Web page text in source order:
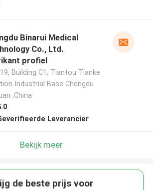
Binarui Medical
Co., Ltd.
profiel
Building C1, Tiantou Tianke
Industrial Base Chengdu
,China
Leverancier
Bekijk meer
de beste prijs voor